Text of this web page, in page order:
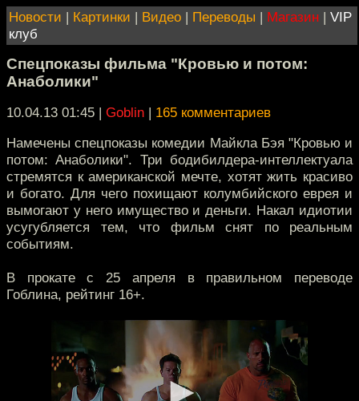
Новости | Картинки | Видео | Переводы | Магазин | VIP
клуб
Спецпоказы фильма "Кровью и потом:
Анаболики"
10.04.13 01:45 | Goblin | 165 комментариев
Намечены спецпоказы комедии Майкла Бэя "Кровью и
потом: Анаболики". Три бодибилдера-интеллектуала
стремятся к американской мечте, хотят жить красиво
и богато. Для чего похищают колумбийского еврея и
вымогают у него имущество и деньги. Накал идиотии
усугубляется тем, что фильм снят по реальным
событиям.
В прокате с 25 апреля в правильном переводе
Гоблина, рейтинг 16+.